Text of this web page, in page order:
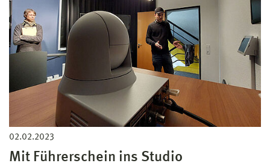
02.02.2023
Mit Führerschein ins Studio